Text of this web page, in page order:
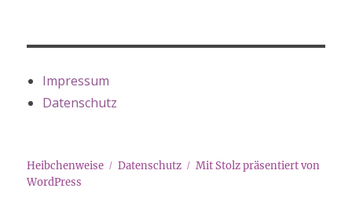
Impressum
Datenschutz
Heibchenweise Datenschutz
Mit Stolz präsentiert von
WordPress